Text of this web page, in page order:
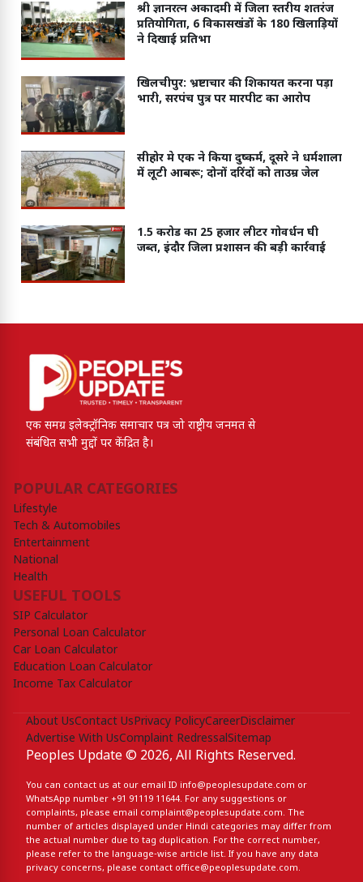
श्री ज्ञानरत्न अकादमी में जिला स्तरीय शतरंज
प्रतियोगिता, 6 विकासखंडों के 180 खिलाड़ियों
ने दिखाई प्रतिभा
खिलचीपुर: भ्रष्टाचार की शिकायत करना पड़ा
भारी, सरपंच पुत्र पर मारपीट का आरोप
सीहोर मे एक ने किया दुष्कर्म, दूसरे ने धर्मशाला
में लूटी आबरू; दोनों दरिंदों को ताउम्र जेल
1.5 करोड का 25 हजार लीटर गोवर्धन घी
जब्त, इंदौर जिला प्रशासन की बड़ी कार्रवाई
एक समग्र इलेक्ट्रॉनिक समाचार पत्र जो राष्ट्रीय जनमत से
संबंधित सभी मुद्दों पर केंद्रित है।
POPULAR CATEGORIES
Lifestyle
Tech & Automobiles
Entertainment
National
Health
USEFUL TOOLS
SIP Calculator
Personal Loan Calculator
Car Loan Calculator
Education Loan Calculator
Income Tax Calculator
About UsContact UsPrivacy PolicyCareerDisclaimer
Advertise With UsComplaint RedressalSitemap
Peoples Update © 2026, All Rights Reserved.
You can contact us at our email ID info@peoplesupdate.com or
WhatsApp number +91 91119 11644. For any suggestions or
complaints, please email complaint@peoplesupdate.com. The
number of articles displayed under Hindi categories may differ from
the actual number due to tag duplication. For the correct number,
please refer to the language-wise article list. If you have any data
privacy concerns, please contact office@peoplesupdate.com.